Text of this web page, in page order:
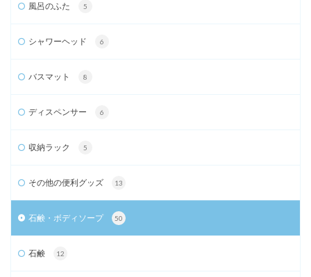
風呂のふた 5
シャワーヘッド 6
バスマット 8
ディスペンサー 6
収納ラック 5
その他の便利グッズ 13
石鹸・ボディソープ 50
石鹸 12